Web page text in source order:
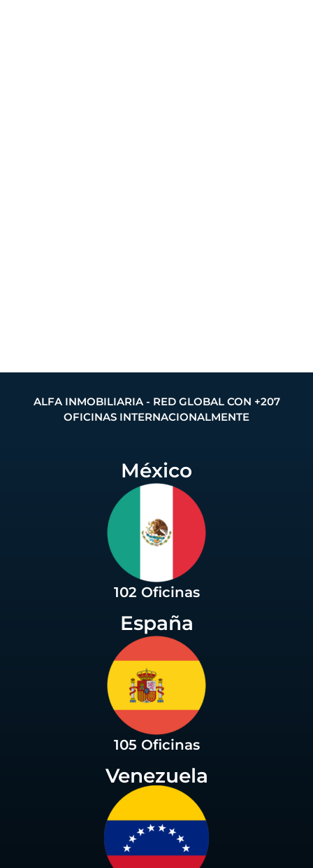
ALFA INMOBILIARIA - RED GLOBAL CON +207
OFICINAS INTERNACIONALMENTE
México
102 Oficinas
España
105 Oficinas
Venezuela